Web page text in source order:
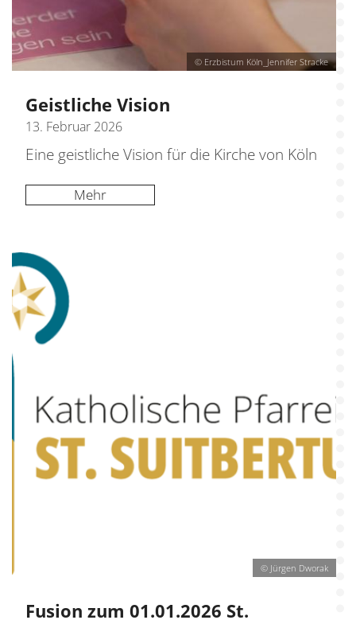
© Erzbistum Köln_Jennifer Stracke
Geistliche Vision
13. Februar 2026
Eine geistliche Vision für die Kirche von Köln
Mehr
© Jürgen Dworak
Fusion zum 01.01.2026 St.